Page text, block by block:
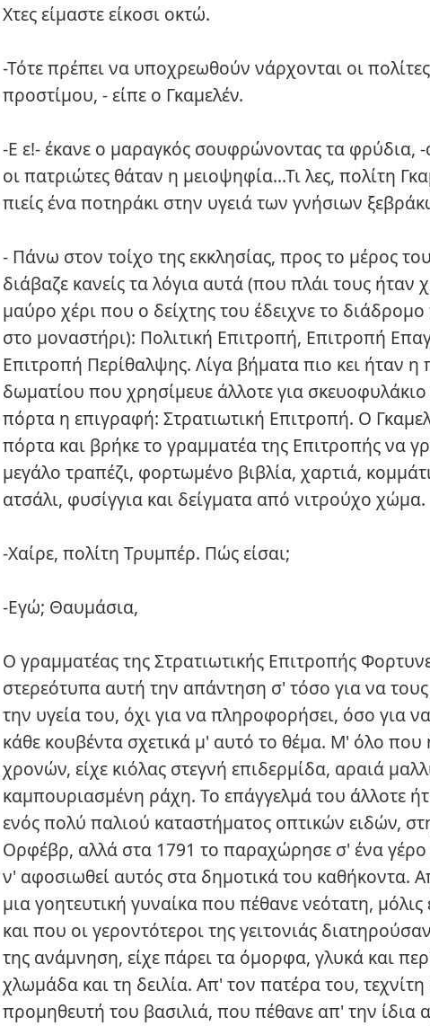
Χτες είμαστε είκοσι οκτώ.
-Τότε πρέπει να υποχρεωθούν νάρχονται οι
προστίμου, - είπε ο Γκαμελέν.
-Ε ε!- έκανε ο μαραγκός σουφρώνοντας τα φρύδια, -
οι πατριώτες θάταν η μειοψηφία...Τι λες, πολίτη
πιείς ένα ποτηράκι στην υγειά των γνήσιων
- Πάνω στον τοίχο της εκκλησίας, προς το μέρος
διάβαζε κανείς τα λόγια αυτά (που πλάι τους ήταν
μαύρο χέρι που ο δείχτης του έδειχνε το
στο μοναστήρι): Πολιτική Επιτροπή, Επιτροπή
Επιτροπή Περίθαλψης. Λίγα βήματα πιο κει ήταν η
δωματίου που χρησίμευε άλλοτε για
πόρτα η επιγραφή: Στρατιωτική Επιτροπή. Ο
πόρτα και βρήκε το γραμματέα της Επιτροπής να
μεγάλο τραπέζι, φορτωμένο βιβλία, χαρτιά,
ατσάλι, φυσίγγια και δείγματα από νιτρούχο χώμα.
-Χαίρε, πολίτη Τρυμπέρ. Πώς είσαι;
-Εγώ; Θαυμάσια,
Ο γραμματέας της Στρατιωτικής Επιτροπής
στερεότυπα αυτή την απάντηση σ' τόσο για να
την υγεία του, όχι για να πληροφορήσει, όσο για
κάθε κουβέντα σχετικά μ' αυτό το θέμα. Μ' όλο που
χρονών, είχε κιόλας στεγνή επιδερμίδα, αραιά
καμπουριασμένη ράχη. Το επάγγελμά του άλλοτε
ενός πολύ παλιού καταστήματος οπτικών ειδών,
Ορφέβρ, αλλά στα 1791 το παραχώρησε σ' ένα γέρο
ν' αφοσιωθεί αυτός στα δημοτικά του καθήκοντα.
μια γοητευτική γυναίκα που πέθανε νεότατη,
και που οι γεροντότεροι της γειτονιάς
της ανάμνηση, είχε πάρει τα όμορφα, γλυκά και
χλωμάδα και τη δειλία. Απ' τον πατέρα του,
προμηθευτή του βασιλιά, που πέθανε απ' την ίδια